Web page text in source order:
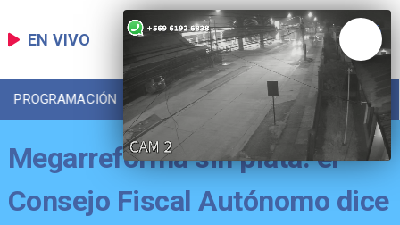
EN VIVO
PROGRAMACIÓN LOCAL DEPORTES
Megarreforma sin plata: el
Consejo Fiscal Autónomo dice